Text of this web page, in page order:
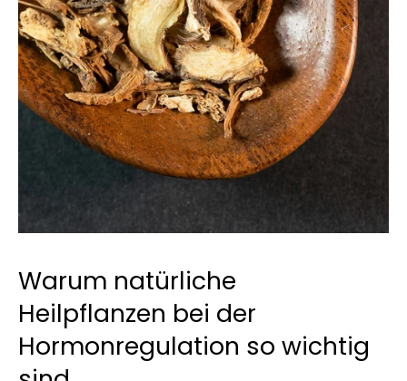
Warum natürliche
Heilpflanzen bei der
Hormonregulation so wichtig